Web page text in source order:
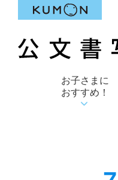
お子さまに
おすすめ！